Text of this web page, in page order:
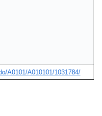
A0101/A010101/1031784/